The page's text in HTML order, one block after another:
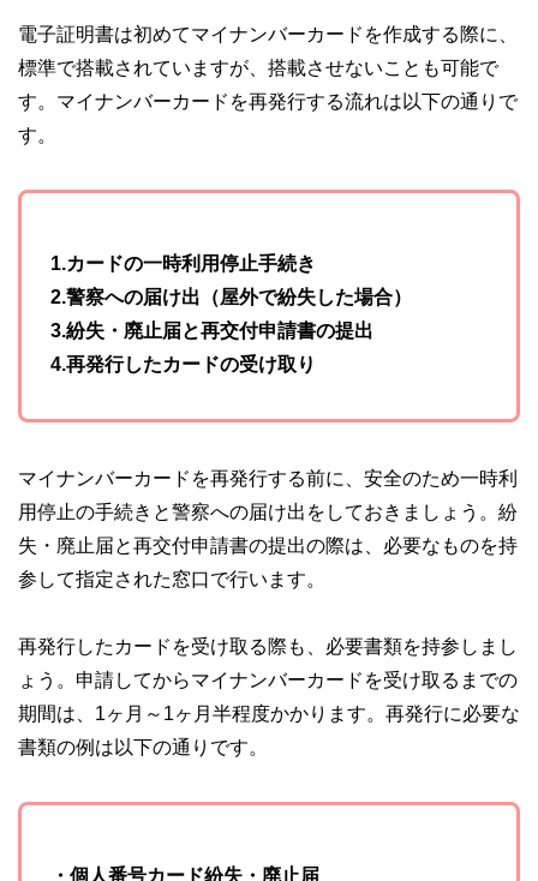
電子証明書は初めてマイナンバーカードを作成する際に、
標準で搭載されていますが、搭載させないことも可能で
す。マイナンバーカードを再発行する流れは以下の通りで
す。
1.カードの一時利用停止手続き
2.警察への届け出（屋外で紛失した場合）
3.紛失・廃止届と再交付申請書の提出
4.再発行したカードの受け取り
マイナンバーカードを再発行する前に、安全のため一時利
用停止の手続きと警察への届け出をしておきましょう。紛
失・廃止届と再交付申請書の提出の際は、必要なものを持
参して指定された窓口で行います。
再発行したカードを受け取る際も、必要書類を持参しまし
ょう。申請してからマイナンバーカードを受け取るまでの
期間は、1ヶ月～1ヶ月半程度かかります。再発行に必要な
書類の例は以下の通りです。
・個人番号カード紛失・廃止届